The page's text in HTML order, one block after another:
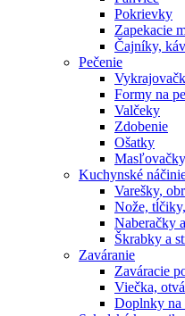
Pokrievky
Zapekacie
Čajníky,
Pečenie
Formy na
Valčeky
Zdobenie
Ošatky
Kuchynské
Varešky,
Nože,
Naberačky
Škrabky a
Zaváranie
Zaváracie
Viečka,
Doplnky na